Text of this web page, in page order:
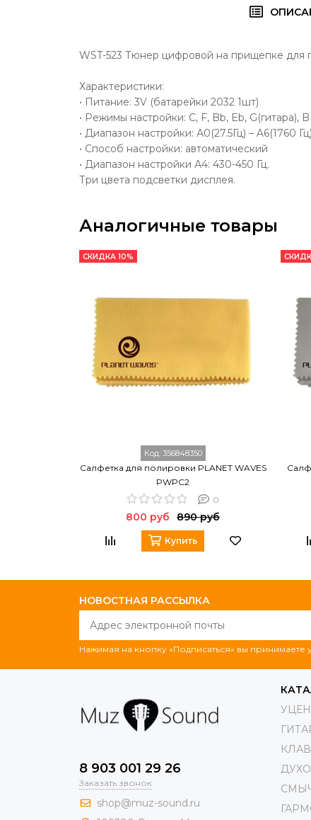
WST-523 Тюнер цифровой на прищепке для
Характеристики:
• Питание: 3V (батарейки 2032 1шт)
• Режимы настройки: C, F, Bb, Eb, G(гитара),
• Диапазон настройки: А0(27.5Гц) – A6(1760 Гц)
• Способ настройки: автоматический
• Диапазон настройки А4: 430-450 Гц.
Три цвета подсветки дисплея.
Аналогичные товары
СКИДКА 10%
Код: 356848350
Салфетка для полировки PLANET WAVES
PWPC2
0
800 руб 890 руб
Купить
НОВОСТНАЯ РАССЫЛКА
Нажимая на кнопку «Подписаться» вы принимаете
8 903 001 29 26
Заказать звонок
shop@muz-sound.ru